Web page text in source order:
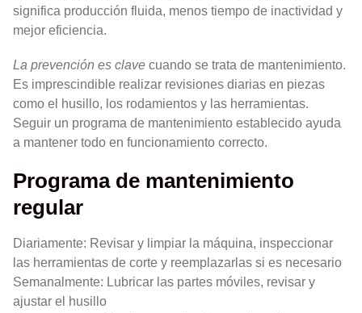
significa producción fluida, menos tiempo de inactividad y
mejor eficiencia.
La prevención es clave cuando se trata de mantenimiento.
Es imprescindible realizar revisiones diarias en piezas
como el husillo, los rodamientos y las herramientas.
Seguir un programa de mantenimiento establecido ayuda
a mantener todo en funcionamiento correcto.
Programa de mantenimiento
regular
Diariamente: Revisar y limpiar la máquina, inspeccionar
las herramientas de corte y reemplazarlas si es necesario
Semanalmente: Lubricar las partes móviles, revisar y
ajustar el husillo